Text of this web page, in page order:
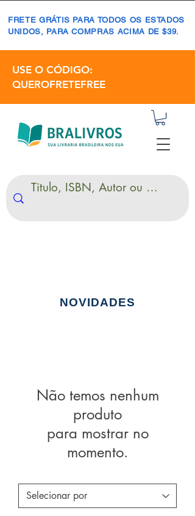
FRETE GRÁTIS PARA TODOS OS ESTADOS
UNIDOS, PARA COMPRAS ACIMA DE $39.
USE O CÓDIGO:
QUEROFRETEFREE
NOVIDADES
Não temos nenhum
produto
para mostrar no
momento.